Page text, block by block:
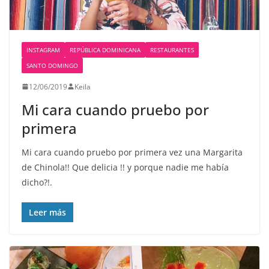
INSTAGRAM REPÚBLICA DOMINICANA
RESTAURANTES
SANTO DOMINGO
12/06/2019 Keila
Mi cara cuando pruebo por
primera
Mi cara cuando pruebo por primera vez una Margarita
de Chinola!! Que delicia !! y porque nadie me había
dicho?!.
Leer más